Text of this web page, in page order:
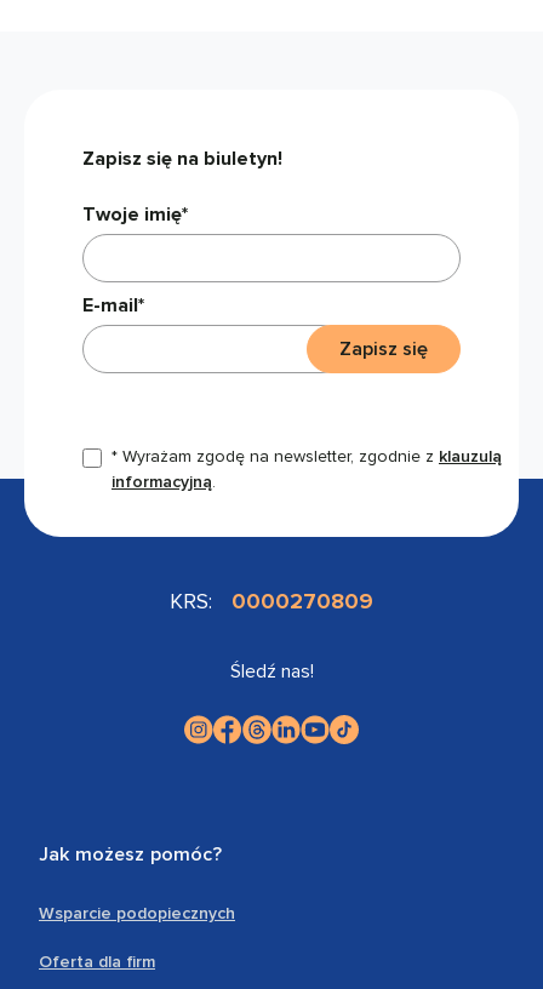
Zapisz się na biuletyn!
Twoje imię*
E-mail*
* Wyrażam zgodę na newsletter, zgodnie z klauzulą
informacyjną.
Zapisz się
KRS: 0000270809
Śledź nas!
Jak możesz pomóc?
Wsparcie podopiecznych
Oferta dla firm